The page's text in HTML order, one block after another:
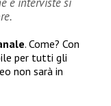
e interviste si
. Come? Con
per tutti gli
non sarà in